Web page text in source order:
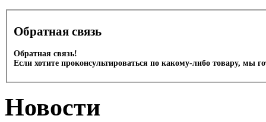
Обратная связь
Обратная связь!
Если хотите проконсультироваться по какому-либо товару, мы
Новости